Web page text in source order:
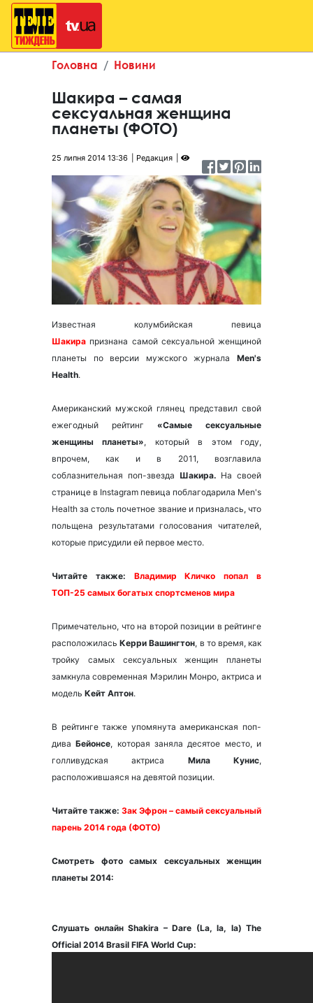
Головна Новини
Шакира – самая
сексуальная женщина
планеты (ФОТО)
25 липня 2014 13:36 Редакция
Известная колумбийская певица
Шакира признана самой сексуальной женщиной
планеты по версии мужского журнала Men's
Health.
Американский мужской глянец представил свой
ежегодный рейтинг «Самые сексуальные
женщины планеты», который в этом году,
впрочем, как и в 2011, возглавила
соблазнительная поп-звезда Шакира. На своей
странице в Instagram певица поблагодарила Men's
Health за столь почетное звание и призналась, что
польщена результатами голосования читателей,
которые присудили ей первое место.
Читайте также: Владимир Кличко попал в
ТОП-25 самых богатых спортсменов мира
Примечательно, что на второй позиции в рейтинге
расположиласьКерри Вашингтон, в то время, как
тройку самых сексуальных женщин планеты
замкнула современная Мэрилин Монро, актриса и
модель Кейт Аптон.
В рейтинге также упомянута американская поп-
диваБейонсе, которая заняла десятое место, и
голливудская актриса Мила Кунис,
расположившаяся на девятой позиции.
Читайте также: Зак Эфрон – самый сексуальный
парень 2014 года (ФОТО)
Смотреть фото самых сексуальных женщин
планеты 2014:
Слушать онлайн Shakira – Dare (La, la, la) The
Official 2014 Brasil FIFA World Cup: